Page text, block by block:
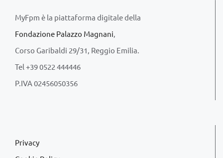
MyFpm è la piattaforma digitale della
Fondazione Palazzo Magnani,
Corso Garibaldi 29/31, Reggio Emilia.
Tel +39 0522 444446
P.IVA 02456050356
Privacy